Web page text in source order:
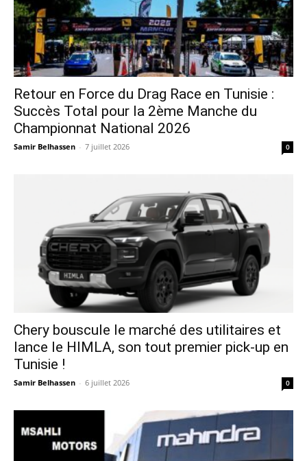
Retour en Force du Drag Race en Tunisie :
Succès Total pour la 2ème Manche du
Championnat National 2026
Samir Belhassen - 7 juillet 2026 0
Chery bouscule le marché des utilitaires et
lance le HIMLA, son tout premier pick-up en
Tunisie !
Samir Belhassen - 6 juillet 2026 0